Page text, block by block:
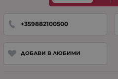
+359882100500
ДОБАВИ В ЛЮБИМИ